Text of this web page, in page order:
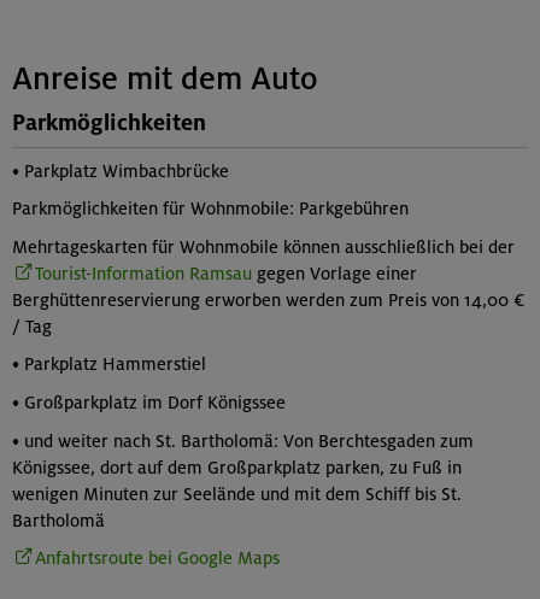
Anreise mit dem Auto
Parkmöglichkeiten
• Parkplatz Wimbachbrücke
Parkmöglichkeiten für Wohnmobile: Parkgebühren
Mehrtageskarten für Wohnmobile können ausschließlich bei der
Tourist-Information Ramsau gegen Vorlage einer
Berghüttenreservierung erworben werden zum Preis von 14,00 €
/ Tag
• Parkplatz Hammerstiel
• Großparkplatz im Dorf Königssee
• und weiter nach St. Bartholomä: Von Berchtesgaden zum
Königssee, dort auf dem Großparkplatz parken, zu Fuß in
wenigen Minuten zur Seelände und mit dem Schiff bis St.
Bartholomä
Anfahrtsroute bei Google Maps